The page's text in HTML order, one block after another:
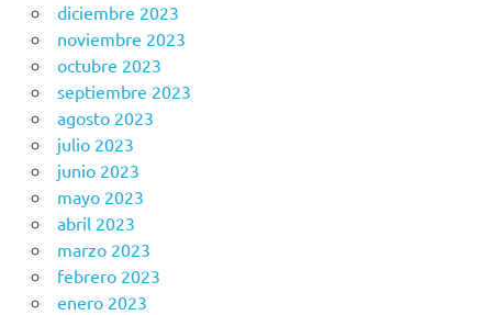
diciembre 2023
noviembre 2023
octubre 2023
septiembre 2023
agosto 2023
julio 2023
junio 2023
mayo 2023
abril 2023
marzo 2023
febrero 2023
enero 2023